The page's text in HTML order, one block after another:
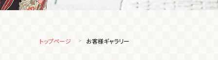
トップページ お客様ギャラリー